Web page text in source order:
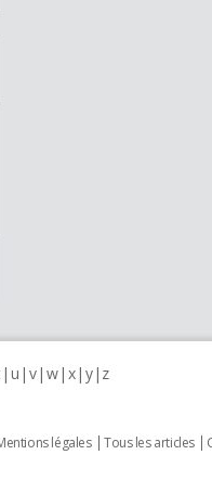
u v w x y z
légales Tous les articles